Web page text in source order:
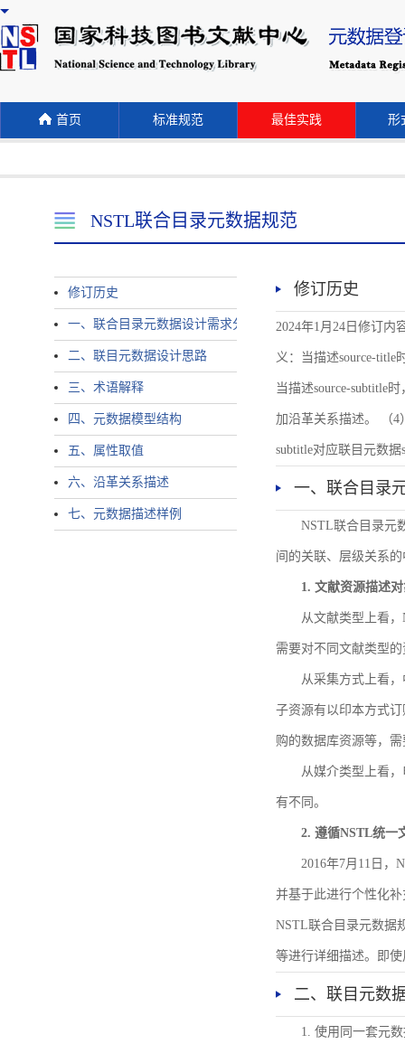
首页 标准规范 最佳实践 形
NSTL联合目录元数据规范
修订历史
一、联合目录元数据设计需求分析
二、联目元数据设计思路
三、术语解释
四、元数据模型结构
五、属性取值
六、沿革关系描述
七、元数据描述样例
修订历史
2024年1月24日修订内
义：当描述source-title
当描述source-subtitle
加沿革关系描述。 （4
subtitle对应联目元数据
一、联合目录
NSTL联合目录元
间的关联、层级关系
1. 文献资源描述
从文献类型上看
需要对不同文献类型
从采集方式上看
子资源有以印本方式
购的数据库资源等，
从媒介类型上看
有不同。
2. 遵循NSTL统一
2016年7月11日，
并基于此进行个性化
NSTL联合目录元数据
等进行详细描述。即
二、联目元数
1. 使用同一套元